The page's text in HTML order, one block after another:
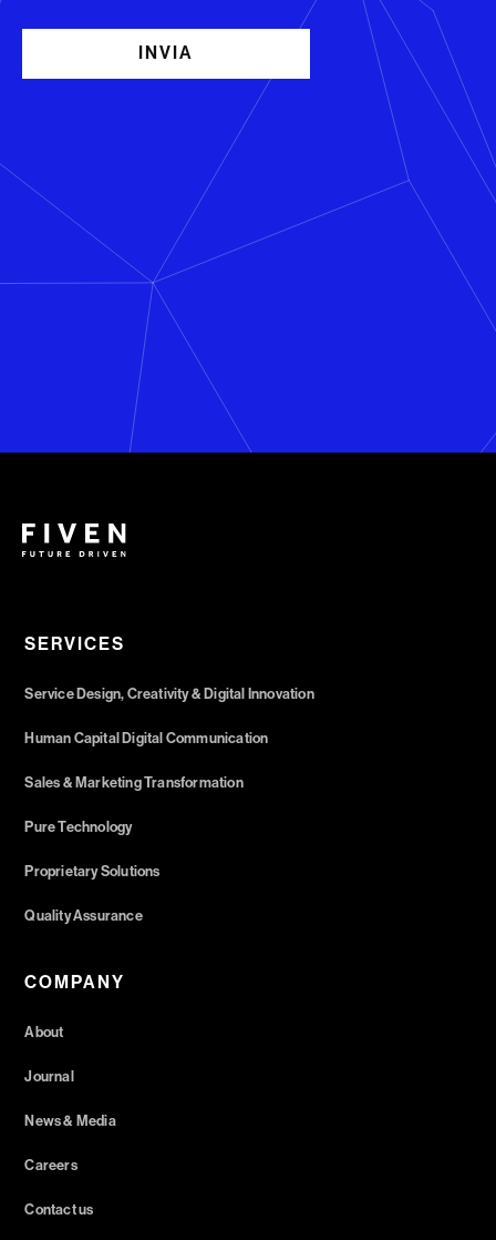
SERVICES
Service Design, Creativity & Digital Innovation
Human Capital Digital Communication
Sales & Marketing Transformation
Pure Technology
Proprietary Solutions
Quality Assurance
COMPANY
About
Journal
News & Media
Careers
Contact us